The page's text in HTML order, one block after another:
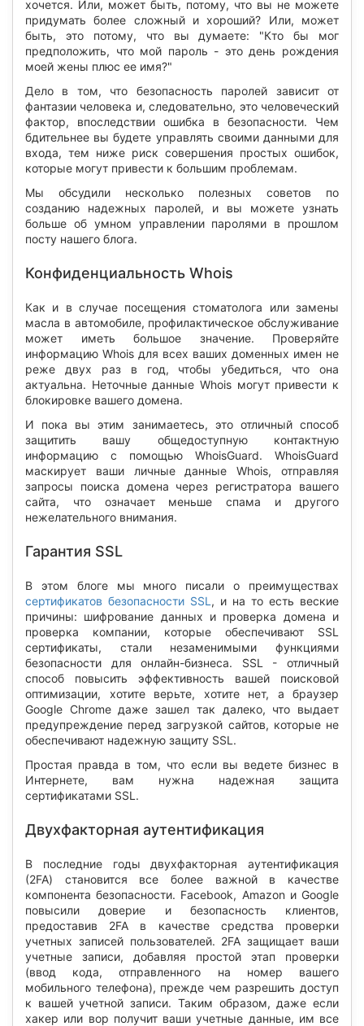
хочется. Или, может быть, потому, что вы не можете
придумать более сложный и хороший? Или, может
быть, это потому, что вы думаете: "Кто бы мог
предположить, что мой пароль - это день рождения
моей жены плюс ее имя?"
Дело в том, что безопасность паролей зависит от
фантазии человека и, следовательно, это человеческий
фактор, впоследствии ошибка в безопасности. Чем
бдительнее вы будете управлять своими данными для
входа, тем ниже риск совершения простых ошибок,
которые могут привести к большим проблемам.
Мы обсудили несколько полезных советов по
созданию надежных паролей, и вы можете узнать
больше об умном управлении паролями в прошлом
посту нашего блога.
Конфиденциальность Whois
Как и в случае посещения стоматолога или замены
масла в автомобиле, профилактическое обслуживание
может иметь большое значение. Проверяйте
информацию Whois для всех ваших доменных имен не
реже двух раз в год, чтобы убедиться, что она
актуальна. Неточные данные Whois могут привести к
блокировке вашего домена.
И пока вы этим занимаетесь, это отличный способ
защитить вашу общедоступную контактную
информацию с помощью WhoisGuard. WhoisGuard
маскирует ваши личные данные Whois, отправляя
запросы поиска домена через регистратора вашего
сайта, что означает меньше спама и другого
нежелательного внимания.
Гарантия SSL
В этом блоге мы много писали о преимуществах
сертификатов безопасности SSL , и на то есть веские
причины: шифрование данных и проверка домена и
проверка компании, которые обеспечивают SSL
сертификаты, стали незаменимыми функциями
безопасности для онлайн-бизнеса. SSL - отличный
способ повысить эффективность вашей поисковой
оптимизации, хотите верьте, хотите нет, а браузер
Google Chrome даже зашел так далеко, что выдает
предупреждение перед загрузкой сайтов, которые не
обеспечивают надежную защиту SSL.
Простая правда в том, что если вы ведете бизнес в
Интернете, вам нужна надежная защита
сертификатами SSL.
Двухфакторная аутентификация
В последние годы двухфакторная аутентификация
(2FA) становится все более важной в качестве
компонента безопасности. Facebook, Amazon и Google
повысили доверие и безопасность клиентов,
предоставив 2FA в качестве средства проверки
учетных записей пользователей. 2FA защищает ваши
учетные записи, добавляя простой этап проверки
(ввод кода, отправленного на номер вашего
мобильного телефона), прежде чем разрешить доступ
к вашей учетной записи. Таким образом, даже если
хакер или вор получит ваши учетные данные, им все